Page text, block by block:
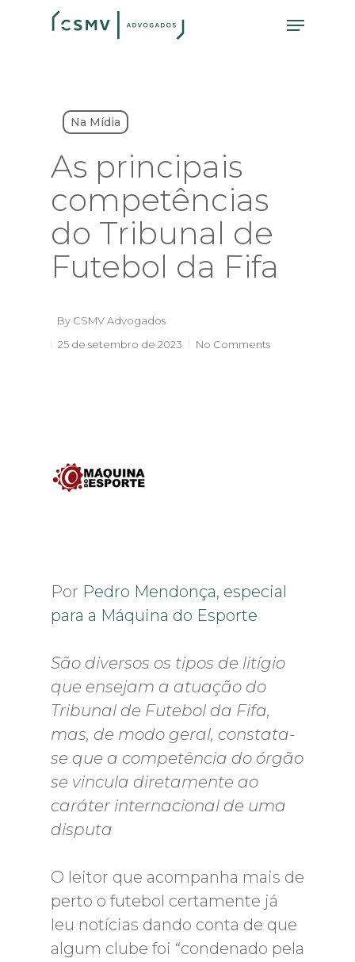
Menu
Na Mídia
As principais
competências
do Tribunal de
Futebol da Fifa
By CSMV Advogados
25 de setembro de 2023
No Comments
Por Pedro Mendonça, especial
para a Máquina do Esporte
São diversos os tipos de litígio
que ensejam a atuação do
Tribunal de Futebol da Fifa,
mas, de modo geral, constata-
se que a competência do órgão
se vincula diretamente ao
caráter internacional de uma
disputa
O leitor que acompanha mais de
perto o futebol certamente já
leu notícias dando conta de que
algum clube foi “condenado pela